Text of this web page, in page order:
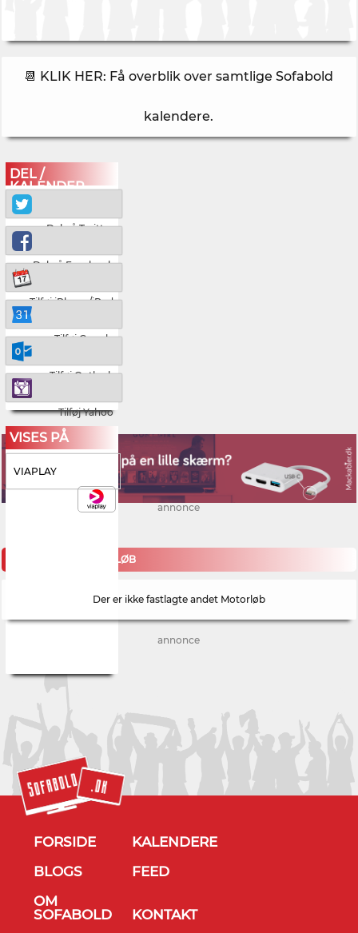
📆 KLIK HER: Få overblik over samtlige Sofabold
kalendere.
DEL /
KALENDER
Del på Twitter
Del på Facebook
Tilføj iPhone/iPad
Tilføj Google
Tilføj Outlook
Tilføj Yahoo
VISES PÅ
VIAPLAY
annonce
KOMMENDE MOTORLØB
Der er ikke fastlagte andet Motorløb
annonce
FORSIDE
KALENDERE
BLOGS
FEED
OM
SOFABOLD
KONTAKT